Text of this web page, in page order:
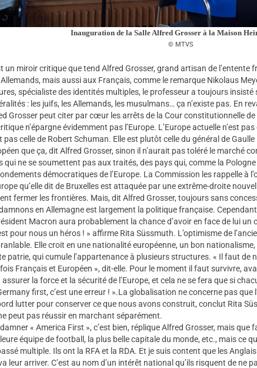
Inauguration de la Salle Alfred Grosser à la Maison
MTVS
un miroir critique que tend Alfred Grosser, grand artisan de l’entente
mais aussi aux Français, comme le remarque Nikolaus
spécialiste des identités multiples, le professeur a toujours insisté
: les juifs, les Allemands, les musulmans… ça n’existe pas. En
Grosser peut citer par cœur les arrêts de la Cour constitutionnelle de
n’épargne évidemment pas l’Europe. L’Europe actuelle n’est
pas celle de Robert Schuman. Elle est plutôt celle du général de
que ça, dit Alfred Grosser, sinon il n’aurait pas toléré le marché
qui ne se soumettent pas aux traités, des pays qui, comme la
démocratiques de l’Europe. La Commission les rappelle à
qu’elle dit de Bruxelles est attaquée par une extrême-droite
fermer les frontières. Mais, dit Alfred Grosser, toujours sans
en Allemagne est largement la politique française.
Macron aura probablement la chance d’avoir en face de lui un
pour nous un héros ! » affirme Rita Süssmuth. L’optimisme de
Elle croit en une nationalité européenne, un bon nationalisme,
patrie, qui cumule l’appartenance à plusieurs structures. « Il faut de
Français et Européen », dit-elle. Pour le moment il faut survivre,
la force et la sécurité de l’Europe, et cela ne se fera que si
first, c’est une erreur ! ».La globalisation ne concerne pas que
lutter pour conserver ce que nous avons construit, conclut Rita
peut pas réussir en marchant séparément.
« America First », c’est bien, réplique Alfred Grosser, mais que
équipe de football, la plus belle capitale du monde, etc., mais ce
multiple. Ils ont la RFA et la RDA. Et je suis content que les
leur arriver. C’est au nom d’un intérêt national qu’ils risquent de ne